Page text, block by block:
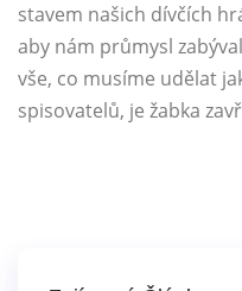
stavem našich dívčích
aby nám průmysl
vše, co musíme udělat
spisovatelů, je žabka